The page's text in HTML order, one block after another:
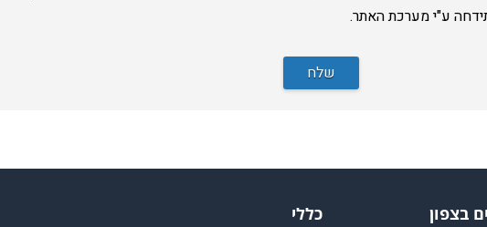
ע"י מערכת האתר.
שלח
בצפון
כללי